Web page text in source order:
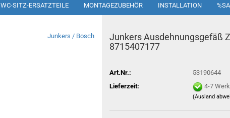
WC-SITZ-ERSATZTEILE MONTAGEZUBEHÖR INSTALLATION
Junkers / Bosch
Junkers Ausdehnungsgefäß
8715407177
Art.Nr.:
53190644
Lieferzeit:
4-7
(Ausland